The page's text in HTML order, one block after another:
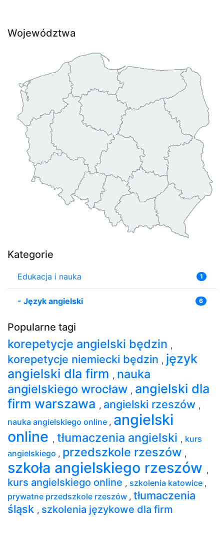
Województwa
Kategorie
Edukacja i nauka 1
- Język angielski 6
Popularne tagi
korepetycje angielski będzin ,
korepetycje niemiecki będzin , język
angielski dla firm , nauka
angielskiego wrocław , angielski dla
firm warszawa , angielski rzeszów ,
nauka angielskiego online , angielski
online , tłumaczenia angielski , kurs
angielskiego , przedszkole rzeszów ,
szkoła angielskiego rzeszów ,
kurs angielskiego online , szkolenia katowice ,
prywatne przedszkole rzeszów , tłumaczenia
śląsk , szkolenia językowe dla firm